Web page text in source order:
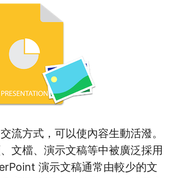
流方式，可以使內容生動活潑。
文檔、演示文稿等中被廣泛採用
演示文稿通常由較少的文